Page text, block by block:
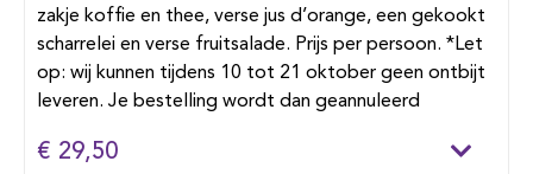
zakje koffie en thee, verse jus d’orange, een gekookt
scharrelei en verse fruitsalade. Prijs per persoon. *Let
op: wij kunnen tijdens 10 tot 21 oktober geen ontbijt
leveren. Je bestelling wordt dan geannuleerd
€ 29,50